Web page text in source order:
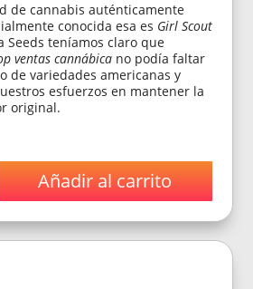
de cannabis auténticamente
conocida esa es Girl Scout
Seeds teníamos claro que
ventas cannábica no podía faltar
de variedades americanas y
esfuerzos en mantener la
original.
Añadir al carrito